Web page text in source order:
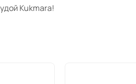
Kukmara!